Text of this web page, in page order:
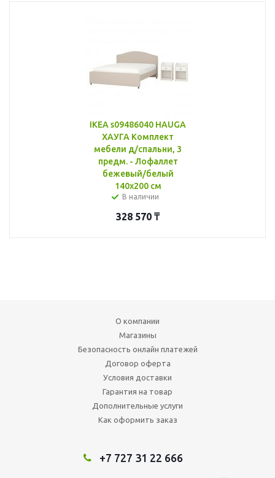
IKEA s09486040 HAUGA
ХАУГА Комплект
мебели д/спальни, 3
предм. - Лофаллет
бежевый/белый
140x200 см
В наличии
328 570 ₸
О компании
Магазины
Безопасность онлайн платежей
Договор оферта
Условия доставки
Гарантия на товар
Дополнительные услуги
Как оформить заказ
+7 727 31 22 666